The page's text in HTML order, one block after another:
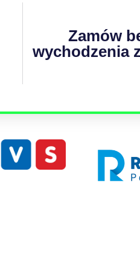
Zamów
wychodzenia